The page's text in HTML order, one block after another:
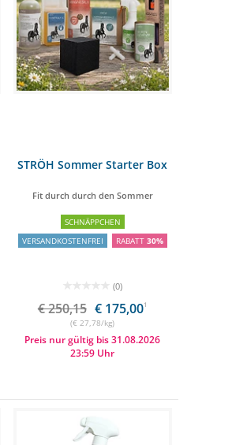
für Pferde
STRÖH Sommer Starter Box
Fit durch durch den Sommer
SCHNÄPPCHEN
VERSANDKOSTENFREI
RABATT 30%
(0)
€ 250,15 € 175,001
(€ 27,78/kg)
Preis nur gültig bis 31.08.2026
23:59 Uhr